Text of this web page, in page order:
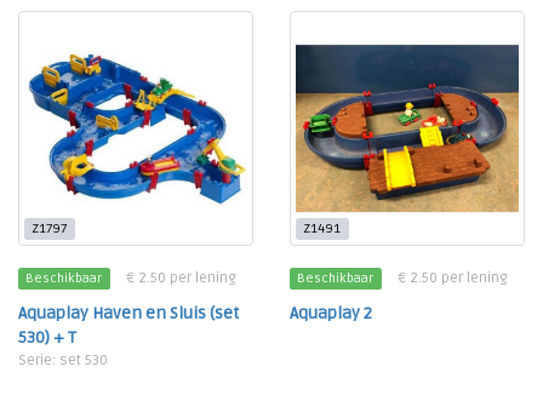
Z1797
Beschikbaar € 2.50 per lening
Aquaplay Haven en Sluis (set
530) + T
Serie: set 530
Z1491
Beschikbaar € 2.50 per lening
Aquaplay 2